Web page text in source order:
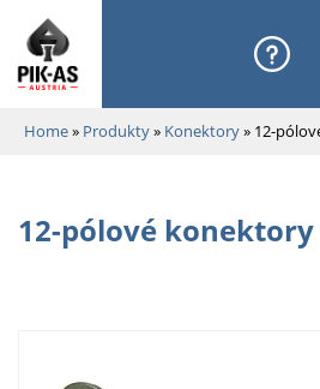
Home» Produkty» Konektory» 12-
12-pólové konektory